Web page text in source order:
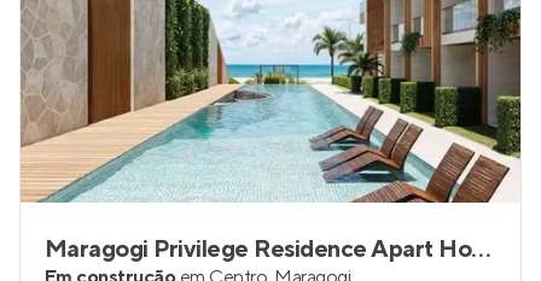
Maragogi Privilege Residence Apart Hotel